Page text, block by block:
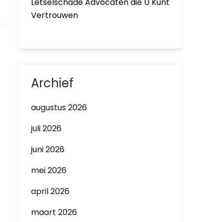
Vertrouwen
Archief
augustus 2026
juli 2026
juni 2026
mei 2026
april 2026
maart 2026